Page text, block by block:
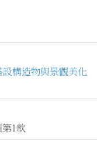
構造物與景觀美化
第1款